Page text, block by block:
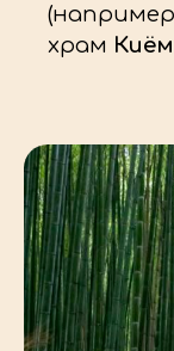
храм